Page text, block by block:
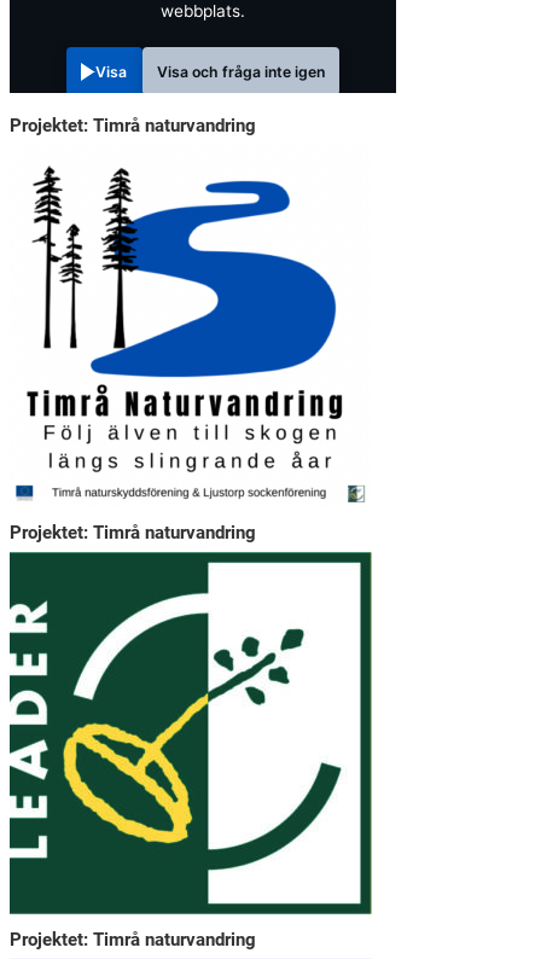
webbplats.
Visa Visa och fråga inte igen
Projektet: Timrå naturvandring
Projektet: Timrå naturvandring
Projektet: Timrå naturvandring